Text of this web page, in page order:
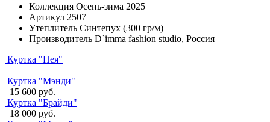
Коллекция Осень-зима 2025
Артикул 2507
Утеплитель Синтепух (300 гр/м)
Производитель D`imma fashion studio, Россия
Куртка "Нея"
Куртка "Мэнди"
15 600 руб.
Куртка "Брайди"
18 000 руб.